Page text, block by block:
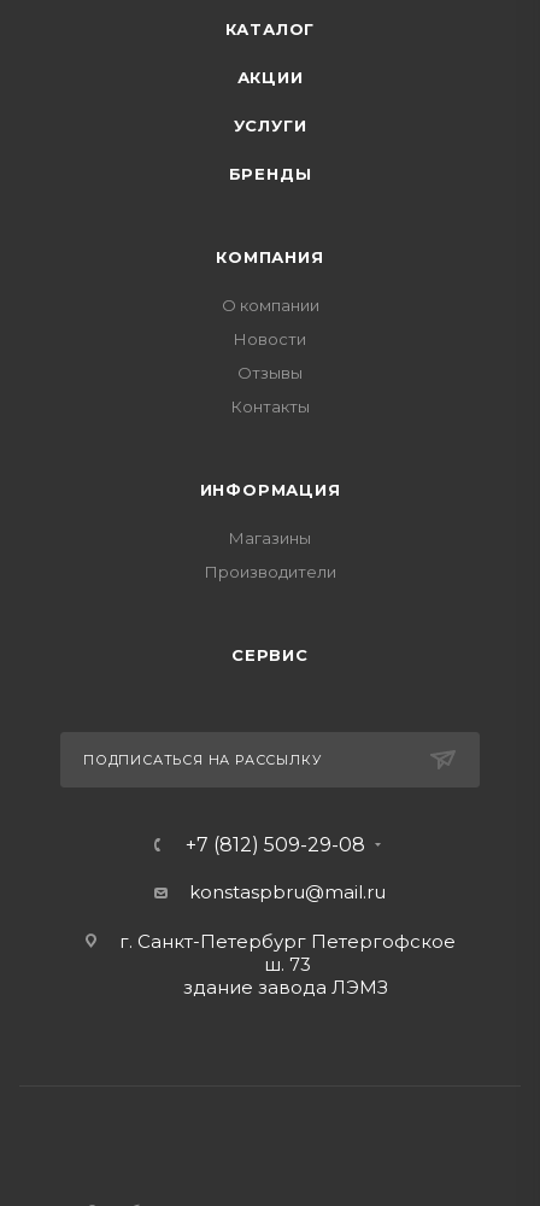
КАТАЛОГ
АКЦИИ
УСЛУГИ
БРЕНДЫ
КОМПАНИЯ
О компании
Новости
Отзывы
Контакты
ИНФОРМАЦИЯ
Магазины
Производители
СЕРВИС
ПОДПИСАТЬСЯ НА РАССЫЛКУ
+7 (812) 509-29-08
konstaspbru@mail.ru
г. Санкт-Петербург Петергофское
ш. 73
здание завода ЛЭМЗ